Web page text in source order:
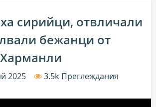
сирийци, отвличали
бежанци от
2025 3.5k Преглеждания